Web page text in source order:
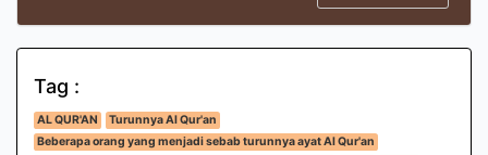
Tag :
AL QUR'AN
Turunnya Al Qur'an
Beberapa orang yang menjadi sebab turunnya ayat Al Qur'an